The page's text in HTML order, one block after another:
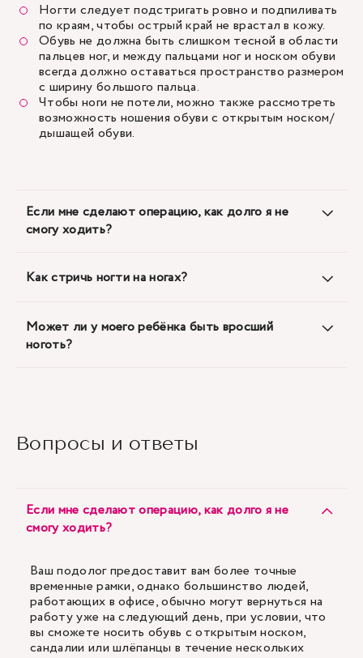
Ногти следует подстригать ровно и подпиливать
по краям, чтобы острый край не врастал в кожу.
Обувь не должна быть слишком тесной в области
пальцев ног, и между пальцами ног и носком обуви
всегда должно оставаться пространство размером
с ширину большого пальца.
Чтобы ноги не потели, можно также рассмотреть
возможность ношения обуви с открытым носком/
дышащей обуви.
Если мне сделают операцию, как долго я не
смогу ходить?
Как стричь ногти на ногах?
Может ли у моего ребёнка быть вросший
ноготь?
Вопросы и ответы
Если мне сделают операцию, как долго я не
смогу ходить?
Ваш подолог предоставит вам более точные
временные рамки, однако большинство людей,
работающих в офисе, обычно могут вернуться на
работу уже на следующий день, при условии, что
вы сможете носить обувь с открытым носком,
сандалии или шлёпанцы в течение нескольких